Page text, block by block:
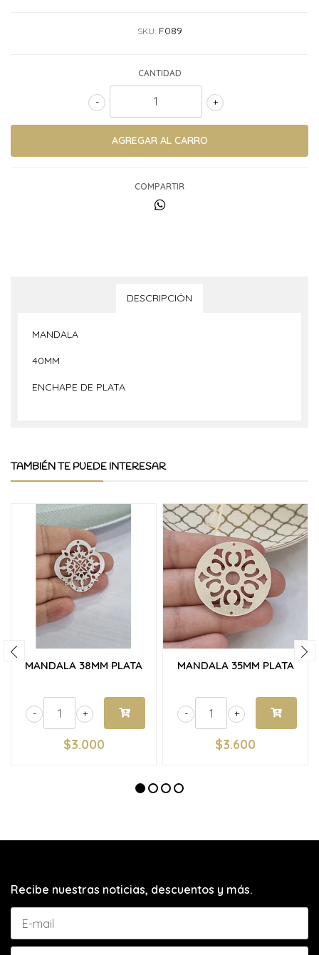
SKU: F089
CANTIDAD
+
-
COMPARTIR
DESCRIPCIÓN
MANDALA
40MM
ENCHAPE DE PLATA
TAMBIÉN TE PUEDE INTERESAR
MANDALA 38MM PLATA
+
-
$3.000
MANDALA 35MM PLATA
+
-
$3.600
Recibe nuestras noticias, descuentos y más.